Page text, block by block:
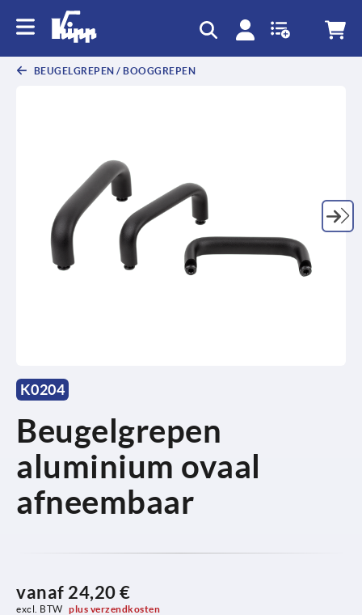
BEUGELGREPEN / BOOGGREPEN
K0204
Beugelgrepen
aluminium ovaal
afneembaar
vanaf 24,20 €
excl. BTW plus verzendkosten